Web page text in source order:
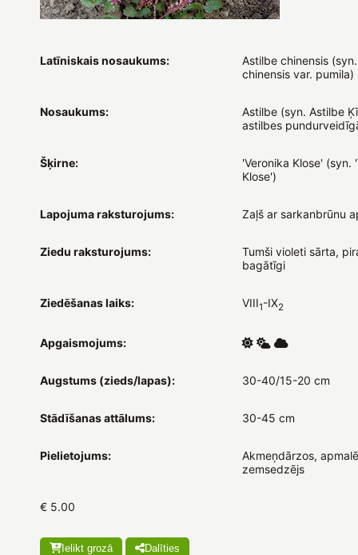
Latīniskais nosaukums:
Astilbe chinensis
chinensis var. pumila)
Nosaukums:
Astilbe (syn. Astilbe
astilbes
Šķirne:
'Veronika Klose' (syn.
Klose')
Lapojuma raksturojums: Zaļš ar sarkanbrūnu
Ziedu raksturojums:
Tumši violeti sārta,
bagātīgi
Ziedēšanas laiks: VIII1-IX2
Apgaismojums:
Augstums (zieds/lapas): 30-40/15-20 cm
Stādīšanas attālums: 30-45 cm
Pielietojums:
Akmeņdārzos,
zemsedzējs
€ 5.00
Ielikt grozā Dalīties